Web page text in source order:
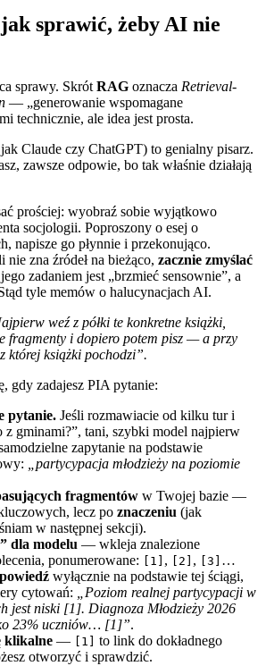
sprawić, żeby AI nie
sprawy. Skrót RAG oznacza Retrieval-
— „generowanie wspomagane
technicznie, ale idea jest prosta.
Claude czy ChatGPT) to genialny pisarz.
zawsze odpowie, bo tak właśnie działają
prościej: wyobraź sobie wyjątkowo
socjologii. Poproszony o esej o
napisze go płynnie i przekonująco.
zna źródeł na bieżąco, zacznie zmyślać
zadaniem jest „brzmieć sensownie”, a
tyle memów o halucynacjach AI.
weź z półki te konkretne książki,
fragmenty i dopiero potem pisz — a przy
której książki pochodzi”.
gdy zadajesz PIA pytanie:
pytanie. Jeśli rozmawiacie od kilku tur i
z gminami?”, tani, szybki model najpierw
zapytanie na podstawie
„partycypacja młodzieży na poziomie
fragmentów w Twojej bazie —
lecz po znaczeniu (jak
w następnej sekcji).
dla modelu — wkleja znalezione
ponumerowane:
[1] , [2] , [3] …
wyłącznie na podstawie tej ściągi,
cytowań:
„Poziom realnej partycypacji w
jest niski [1]. Diagnoza Młodzieży 2026
23% uczniów… [1]”.
klikalne — [1]
to link do dokładnego
otworzyć i sprawdzić.